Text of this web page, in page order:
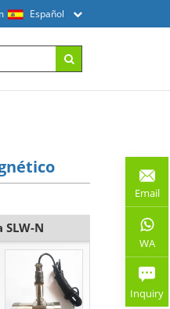
Español
N
Email
WA
Inquiry